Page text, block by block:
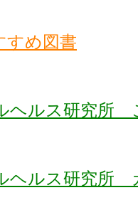
め図書
ヘルス研究所
ヘルス研究所